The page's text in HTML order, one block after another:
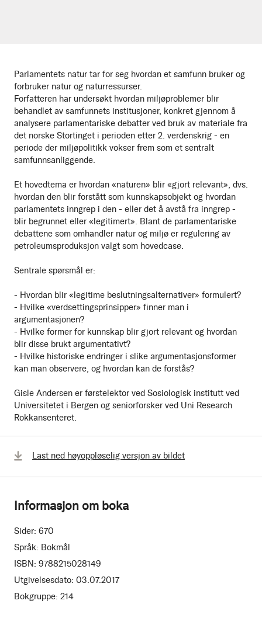
Parlamentets natur tar for seg hvordan et samfunn bruker og
forbruker natur og naturressurser.
Forfatteren har undersøkt hvordan miljøproblemer blir
behandlet av samfunnets institusjoner, konkret gjennom å
analysere parlamentariske debatter ved bruk av materiale fra
det norske Stortinget i perioden etter 2. verdenskrig - en
periode der miljøpolitikk vokser frem som et sentralt
samfunnsanliggende.
Et hovedtema er hvordan «naturen» blir «gjort relevant», dvs.
hvordan den blir forstått som kunnskapsobjekt og hvordan
parlamentets inngrep i den - eller det å avstå fra inngrep -
blir begrunnet eller «legitimert». Blant de parlamentariske
debattene som omhandler natur og miljø er regulering av
petroleumsproduksjon valgt som hovedcase.
Sentrale spørsmål er:
- Hvordan blir «legitime beslutningsalternativer» formulert?
- Hvilke «verdsettingsprinsipper» finner man i
argumentasjonen?
- Hvilke former for kunnskap blir gjort relevant og hvordan
blir disse brukt argumentativt?
- Hvilke historiske endringer i slike argumentasjonsformer
kan man observere, og hvordan kan de forstås?
Gisle Andersen er førstelektor ved Sosiologisk institutt ved
Universitetet i Bergen og seniorforsker ved Uni Research
Rokkansenteret.
Last ned høyoppløselig versjon av bildet
Informasjon om boka
Sider: 670
Språk: Bokmål
ISBN: 9788215028149
Utgivelsesdato: 03.07.2017
Bokgruppe: 214